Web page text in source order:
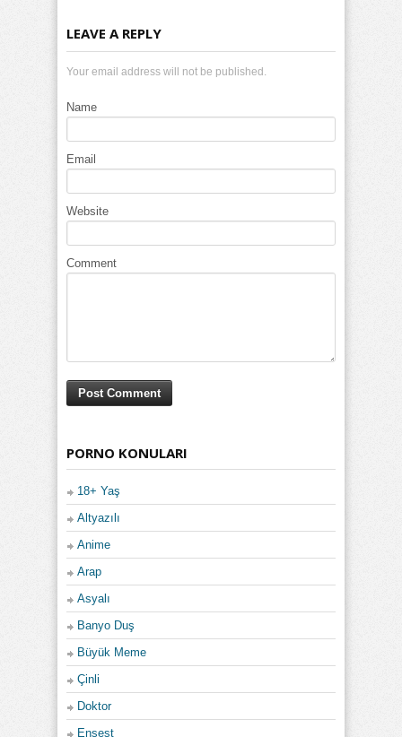
LEAVE A REPLY
Your email address will not be published.
Name
Email
Website
Comment
PORNO KONULARI
18+ Yaş
Altyazılı
Anime
Arap
Asyalı
Banyo Duş
Büyük Meme
Çinli
Doktor
Ensest